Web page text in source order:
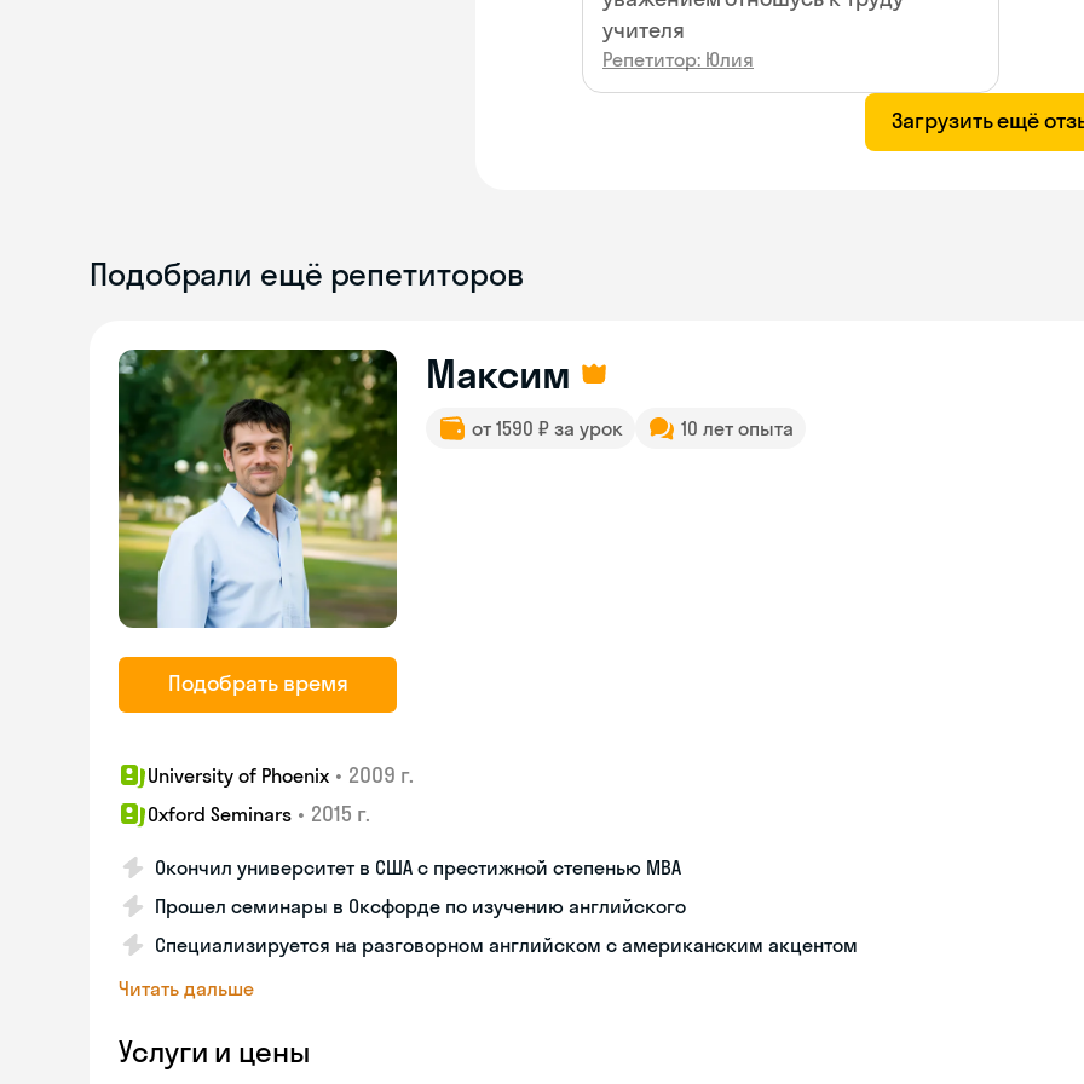
учителя
Репетитор: Юлия
Загрузить ещё
Подобрали ещё репетиторов
Подобрать время
Максим
от 1590 ₽ за урок 10 лет опыта
University of Phoenix • 2009 г.
Oxford Seminars • 2015 г.
Окончил университет в США с престижной степенью MBA
Прошел семинары в Оксфорде по изучению английского
Специализируется на разговорном английском с американским акцентом
Читать дальше
Услуги и цены